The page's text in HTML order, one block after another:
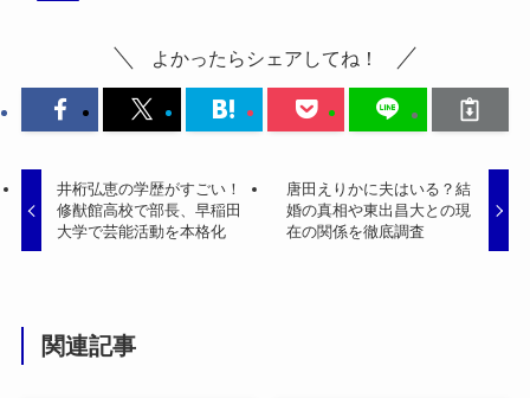
よかったらシェアしてね！
井桁弘恵の学歴がすごい！
修猷館高校で部長、早稲田
大学で芸能活動を本格化
唐田えりかに夫はいる？結
婚の真相や東出昌大との現
在の関係を徹底調査
関連記事